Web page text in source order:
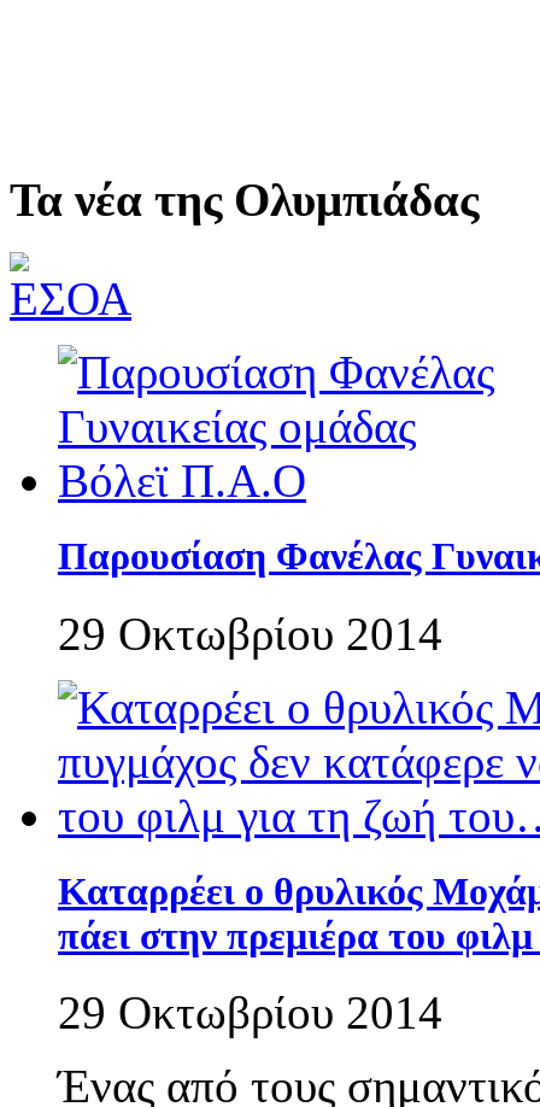
Τα νέα της Ολυμπιάδας
Παρουσίαση Φανέλας
29 Οκτωβρίου 2014
Καταρρέει ο θρυλικός
πάει στην πρεμιέρα του
29 Οκτωβρίου 2014
Ένας από τους